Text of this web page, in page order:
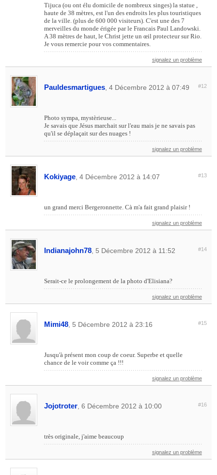
Tijuca (ou ont élu domicile de nombreux singes) la statue ,
haute de 38 mètres, est l'un des endroits les plus touristiques
de la ville. (plus de 600 000 visiteurs). C'est une des 7
merveilles du monde érigée par le Francais Paul Landowski.
A 38 mètres de haut, le Christ jette un œil protecteur sur Rio.
Je vous remercie pour vos commentaires.
signalez un problème
Pauldesmartigues , 4 Décembre 2012 à 07:49 #12
Photo sympa, mystèrieuse...
Je savais que Jésus marchait sur l'eau mais je ne savais pas
qu'il se déplaçait sur des nuages !
signalez un problème
Kokiyage , 4 Décembre 2012 à 14:07 #13
un grand merci Bergeronnette. Cà m'a fait grand plaisir !
signalez un problème
Indianajohn78 , 5 Décembre 2012 à 11:52 #14
Serait-ce le prolongement de la photo d'Elisiana?
signalez un problème
Mimi48 , 5 Décembre 2012 à 23:16 #15
Jusqu'à présent mon coup de coeur. Superbe et quelle
chance de le voir comme ça !!!
signalez un problème
Jojotroter , 6 Décembre 2012 à 10:00 #16
très originale, j'aime beaucoup
signalez un problème